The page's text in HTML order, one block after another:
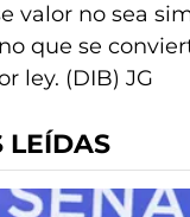
valor no sea
que se
ley. (DIB) JG
LEÍDAS